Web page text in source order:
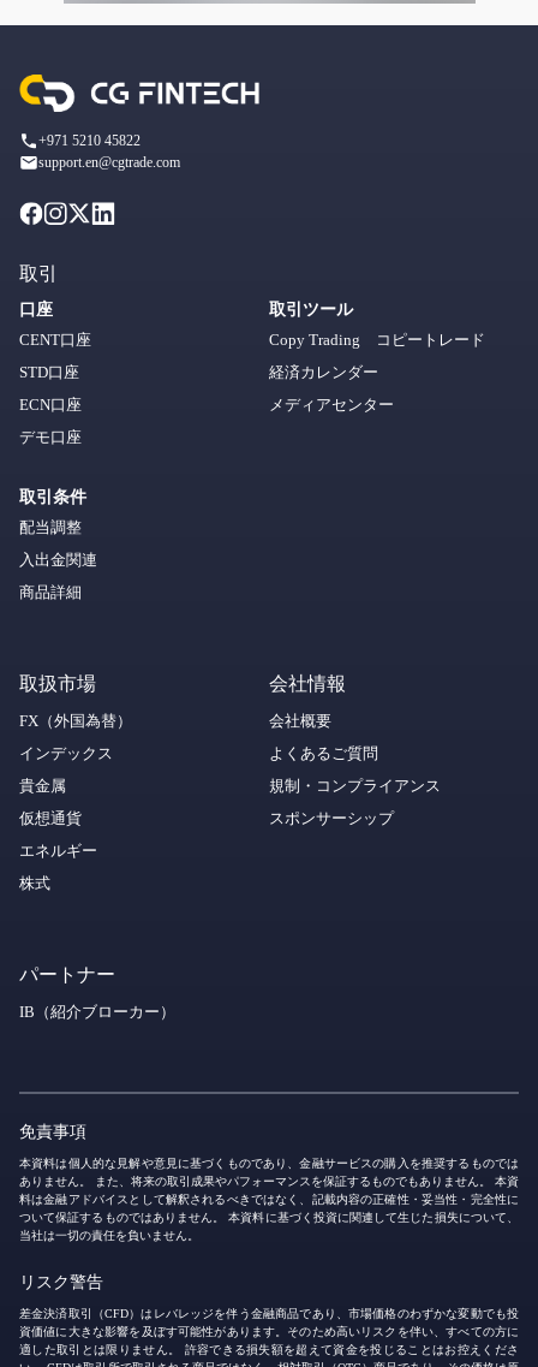
+971 5210 45822
support.en@cgtrade.com
取引
口座
CENT口座
STD口座
ECN口座
デモ口座
取引条件
配当調整
入出金関連
商品詳細
取引ツール
Copy Trading コピートレード
経済カレンダー
メディアセンター
取扱市場
FX（外国為替）
インデックス
貴金属
仮想通貨
エネルギー
株式
会社情報
会社概要
よくあるご質問
規制・コンプライアンス
スポンサーシップ
パートナー
IB（紹介ブローカー）
免責事項
本資料は個人的な見解や意見に基づくものであり、金融サービスの購入を推奨するものでは
ありません。 また、将来の取引成果やパフォーマンスを保証するものでもありません。 本資
料は金融アドバイスとして解釈されるべきではなく、記載内容の正確性・妥当性・完全性に
ついて保証するものではありません。 本資料に基づく投資に関連して生じた損失について、
当社は一切の責任を負いません。
リスク警告
差金決済取引（CFD）はレバレッジを伴う金融商品であり、市場価格のわずかな変動でも投
資価値に大きな影響を及ぼす可能性があります。そのため高いリスクを伴い、すべての方に
適した取引とは限りません。 許容できる損失額を超えて資金を投じることはお控えくださ